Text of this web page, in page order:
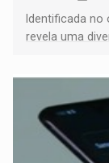
Identificada no
revela uma